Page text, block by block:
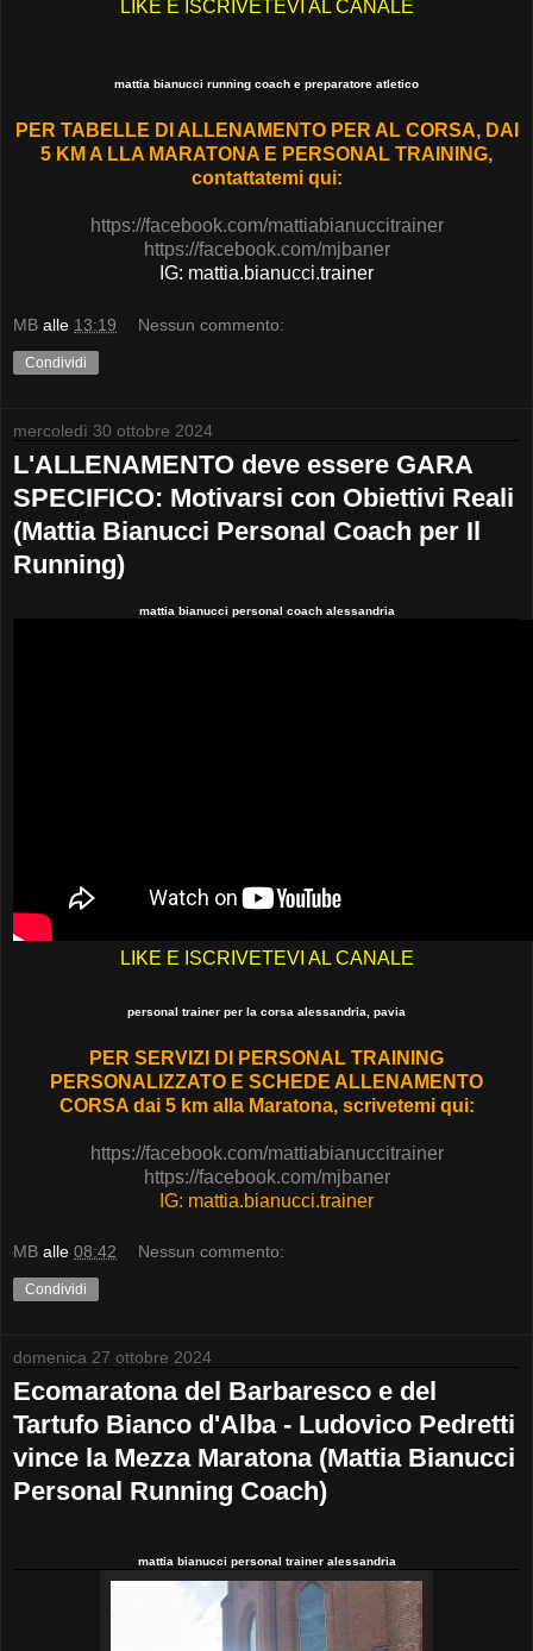
LIKE E ISCRIVETEVI AL CANALE
mattia bianucci running coach e preparatore atletico
PER TABELLE DI ALLENAMENTO PER AL CORSA, DAI
5 KM A LLA MARATONA E PERSONAL TRAINING,
contattatemi qui:
https://facebook.com/mattiabianuccitrainer
https://facebook.com/mjbaner
IG: mattia.bianucci.trainer
MB alle 13:19 Nessun commento:
Condividi
mercoledì 30 ottobre 2024
L'ALLENAMENTO deve essere GARA
SPECIFICO: Motivarsi con Obiettivi Reali
(Mattia Bianucci Personal Coach per Il
Running)
mattia bianucci personal coach alessandria
LIKE E ISCRIVETEVI AL CANALE
personal trainer per la corsa alessandria, pavia
PER SERVIZI DI PERSONAL TRAINING
PERSONALIZZATO E SCHEDE ALLENAMENTO
CORSA dai 5 km alla Maratona, scrivetemi qui:
https://facebook.com/mattiabianuccitrainer
https://facebook.com/mjbaner
IG: mattia.bianucci.trainer
MB alle 08:42 Nessun commento:
Condividi
domenica 27 ottobre 2024
Ecomaratona del Barbaresco e del
Tartufo Bianco d'Alba - Ludovico Pedretti
vince la Mezza Maratona (Mattia Bianucci
Personal Running Coach)
mattia bianucci personal trainer alessandria